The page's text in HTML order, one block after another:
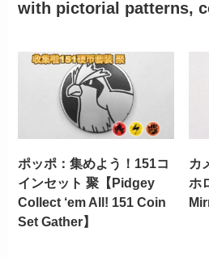
with pictorial patterns,
ポッポ：集めよう！151コ
インセット 聚【Pidgey
Collect ‘em All! 151 Coin
Set Gather】
カ
ホ